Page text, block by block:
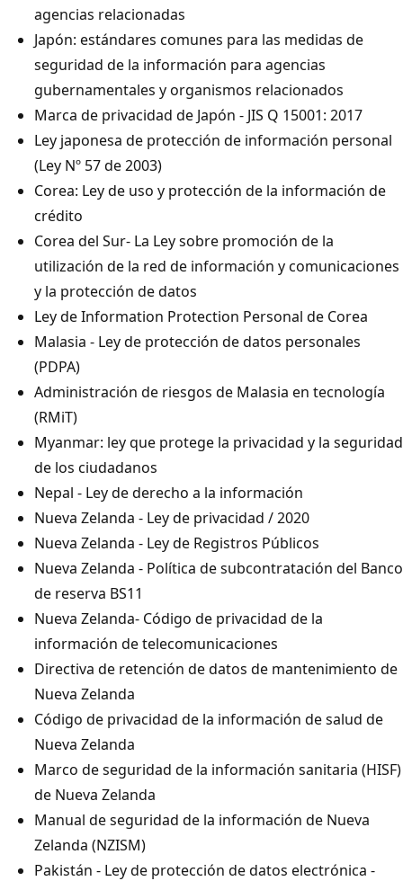
agencias relacionadas
Japón: estándares comunes para las medidas de
seguridad de la información para agencias
gubernamentales y organismos relacionados
Marca de privacidad de Japón - JIS Q 15001: 2017
Ley japonesa de protección de información personal
(Ley Nº 57 de 2003)
Corea: Ley de uso y protección de la información de
crédito
Corea del Sur- La Ley sobre promoción de la
utilización de la red de información y comunicaciones
y la protección de datos
Ley de Information Protection Personal de Corea
Malasia - Ley de protección de datos personales
(PDPA)
Administración de riesgos de Malasia en tecnología
(RMiT)
Myanmar: ley que protege la privacidad y la seguridad
de los ciudadanos
Nepal - Ley de derecho a la información
Nueva Zelanda - Ley de privacidad / 2020
Nueva Zelanda - Ley de Registros Públicos
Nueva Zelanda - Política de subcontratación del Banco
de reserva BS11
Nueva Zelanda- Código de privacidad de la
información de telecomunicaciones
Directiva de retención de datos de mantenimiento de
Nueva Zelanda
Código de privacidad de la información de salud de
Nueva Zelanda
Marco de seguridad de la información sanitaria (HISF)
de Nueva Zelanda
Manual de seguridad de la información de Nueva
Zelanda (NZISM)
Pakistán - Ley de protección de datos electrónica -